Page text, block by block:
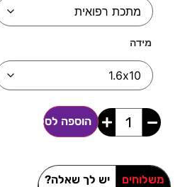
מידה
הוספה לסל
משלוחים יש לך שאלה?